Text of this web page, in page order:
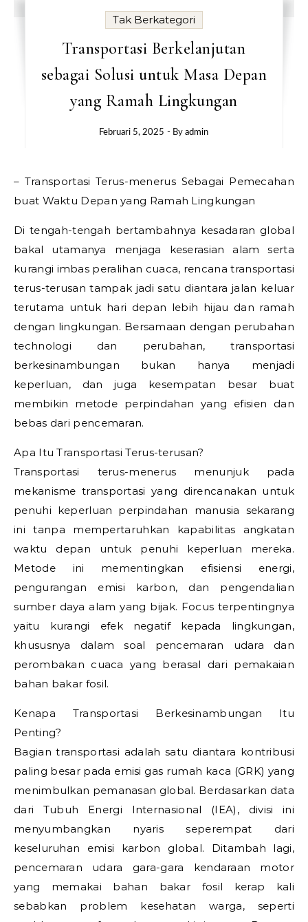
Tak Berkategori
Transportasi Berkelanjutan
sebagai Solusi untuk Masa Depan
yang Ramah Lingkungan
Februari 5, 2025 - Byadmin
– Transportasi Terus-menerus Sebagai Pemecahan
buat Waktu Depan yang Ramah Lingkungan
Di tengah-tengah bertambahnya kesadaran global
bakal utamanya menjaga keserasian alam serta
kurangi imbas peralihan cuaca, rencana transportasi
terus-terusan tampak jadi satu diantara jalan keluar
terutama untuk hari depan lebih hijau dan ramah
dengan lingkungan. Bersamaan dengan perubahan
technologi dan perubahan, transportasi
berkesinambungan bukan hanya menjadi
keperluan, dan juga kesempatan besar buat
membikin metode perpindahan yang efisien dan
bebas dari pencemaran.
Apa Itu Transportasi Terus-terusan?
Transportasi terus-menerus menunjuk pada
mekanisme transportasi yang direncanakan untuk
penuhi keperluan perpindahan manusia sekarang
ini tanpa mempertaruhkan kapabilitas angkatan
waktu depan untuk penuhi keperluan mereka.
Metode ini mementingkan efisiensi energi,
pengurangan emisi karbon, dan pengendalian
sumber daya alam yang bijak. Focus terpentingnya
yaitu kurangi efek negatif kepada lingkungan,
khususnya dalam soal pencemaran udara dan
perombakan cuaca yang berasal dari pemakaian
bahan bakar fosil.
Kenapa Transportasi Berkesinambungan Itu
Penting?
Bagian transportasi adalah satu diantara kontribusi
paling besar pada emisi gas rumah kaca (GRK) yang
menimbulkan pemanasan global. Berdasarkan data
dari Tubuh Energi Internasional (IEA), divisi ini
menyumbangkan nyaris seperempat dari
keseluruhan emisi karbon global. Ditambah lagi,
pencemaran udara gara-gara kendaraan motor
yang memakai bahan bakar fosil kerap kali
sebabkan problem kesehatan warga, seperti